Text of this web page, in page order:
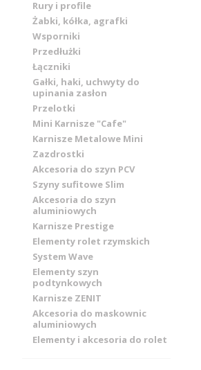
Rury i profile
Żabki, kółka, agrafki
Wsporniki
Przedłużki
Łączniki
Gałki, haki, uchwyty do
upinania zasłon
Przelotki
Mini Karnisze "Cafe"
Karnisze Metalowe Mini
Zazdrostki
Akcesoria do szyn PCV
Szyny sufitowe Slim
Akcesoria do szyn
aluminiowych
Karnisze Prestige
Elementy rolet rzymskich
System Wave
Elementy szyn
podtynkowych
Karnisze ZENIT
Akcesoria do maskownic
aluminiowych
Elementy i akcesoria do rolet